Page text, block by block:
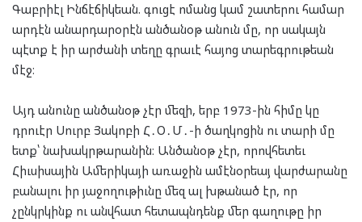
Գաբրիէլ Ինճէճիկեան. գուցէ ոմանց կամ շատերու համար
արդէն անարդարօրէն անծանօթ անուն մը, որ սակայն
պէտք է իր արժանի տեղը գրաւէ հայոց տարեգրութեան
մէջ։
Այդ անունը անծանօթ չէր մեզի, երբ 1973-ին հիմը կը
դրուէր Սուրբ Յակոբի Հ․Օ․Մ․-ի ծաղկոցին ու տարի մը
ետք՝ նախակրթարանին։ Անծանօթ չէր, որովհետեւ
Հիւսիսային Ամերիկայի առաջին ամէնօրեայ վարժարանը
բանալու իր յաջողութիւնը մեզ ալ խթանած էր, որ
չընկրկինք ու անվհատ հետապնդենք մեր գաղութը իր